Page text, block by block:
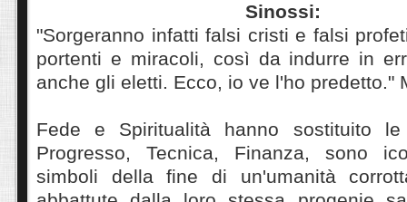
Sinossi:
"Sorgeranno infatti falsi cristi e falsi
portenti e miracoli, così da indurre in
anche gli eletti. Ecco, io ve l'ho predetto."
Fede e Spiritualità hanno sostituito
Progresso, Tecnica, Finanza, sono
simboli della fine di un'umanità